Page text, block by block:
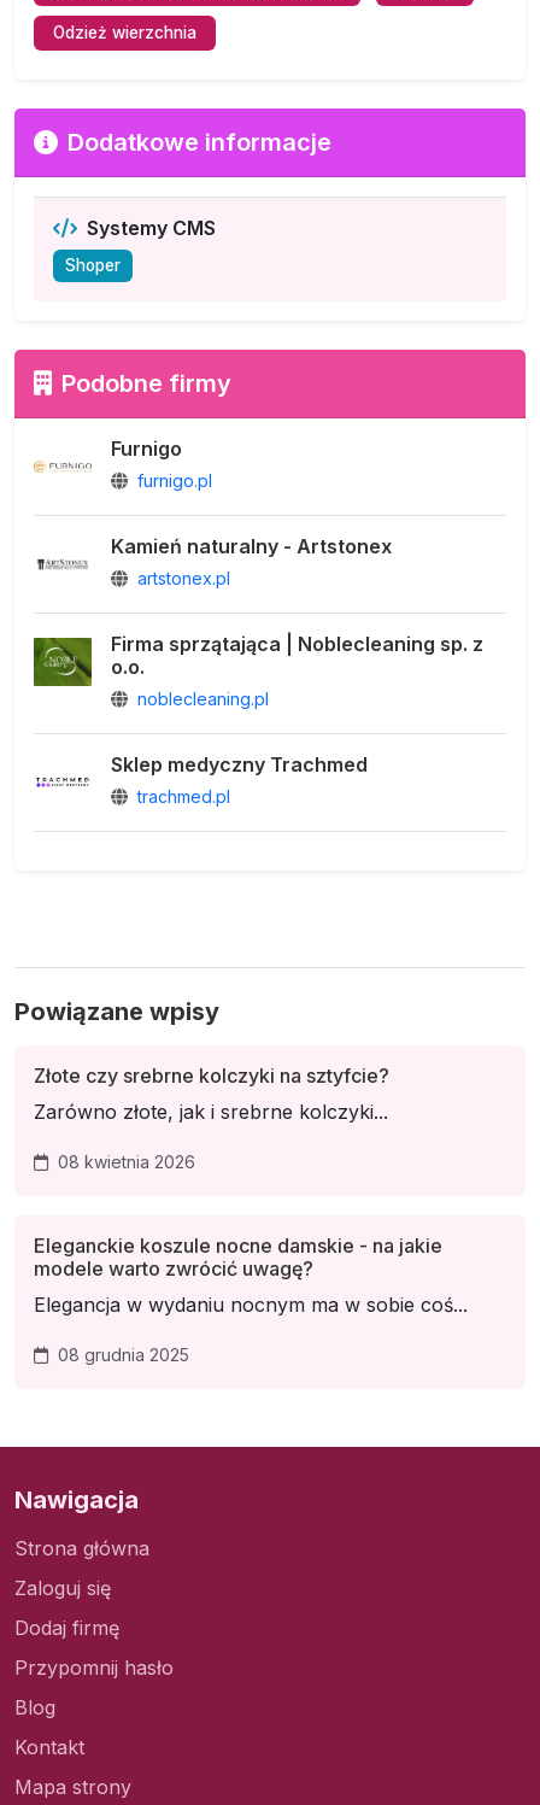
Odzież wierzchnia
Dodatkowe informacje
Systemy CMS
Shoper
Podobne firmy
Furnigo
furnigo.pl
Kamień naturalny - Artstonex
artstonex.pl
Firma sprzątająca | Noblecleaning sp. z
o.o.
noblecleaning.pl
Sklep medyczny Trachmed
trachmed.pl
Powiązane wpisy
Złote czy srebrne kolczyki na sztyfcie?
Zarówno złote, jak i srebrne kolczyki...
08 kwietnia 2026
Eleganckie koszule nocne damskie - na jakie
modele warto zwrócić uwagę?
Elegancja w wydaniu nocnym ma w sobie coś...
08 grudnia 2025
Nawigacja
Strona główna
Zaloguj się
Dodaj firmę
Przypomnij hasło
Blog
Kontakt
Mapa strony